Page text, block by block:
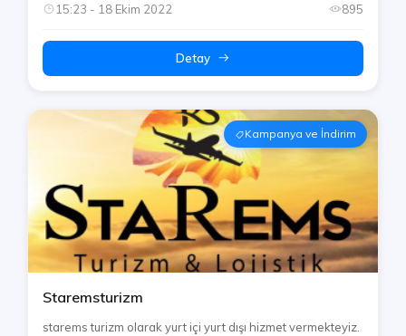
15:23 - 18 Ekim 2022 895
Detay
Kampanya ve İndirim
Staremsturizm
starems turizm olarak yurt içi yurt dışı hizmet vermekteyiz.